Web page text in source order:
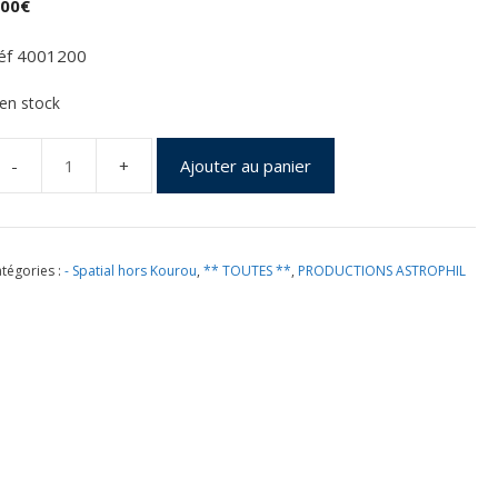
€
4001200
stock
Ajouter au panier
:- Spatial hors Kourou,** TOUTES **, PRODUCTIONS ASTROPHIL